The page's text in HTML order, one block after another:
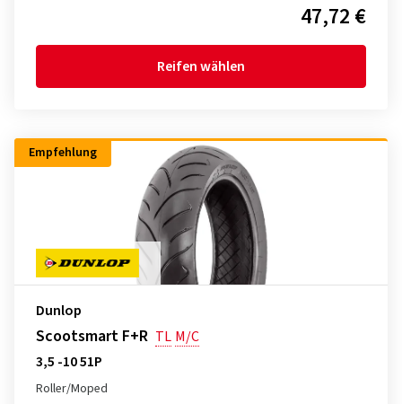
47,72 €
Reifen wählen
Empfehlung
Dunlop
Scootsmart F+R TL M/C
3,5 -10 51P
Roller/Moped